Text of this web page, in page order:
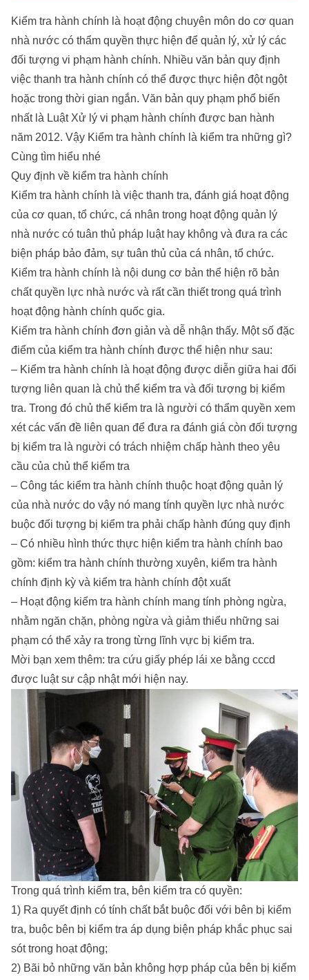
Kiểm tra hành chính là hoạt động chuyên môn do cơ quan
nhà nước có thẩm quyền thực hiện để quản lý, xử lý các
đối tượng vi phạm hành chính. Nhiều văn bản quy định
việc thanh tra hành chính có thể được thực hiện đột ngột
hoặc trong thời gian ngắn. Văn bản quy phạm phổ biến
nhất là Luật Xử lý vi phạm hành chính được ban hành
năm 2012. Vậy Kiểm tra hành chính là kiểm tra những gì?
Cùng tìm hiểu nhé
Quy định về kiểm tra hành chính
Kiểm tra hành chính là việc thanh tra, đánh giá hoạt động
của cơ quan, tổ chức, cá nhân trong hoạt động quản lý
nhà nước có tuân thủ pháp luật hay không và đưa ra các
biện pháp bảo đảm, sự tuân thủ của cá nhân, tổ chức.
Kiểm tra hành chính là nội dung cơ bản thể hiện rõ bản
chất quyền lực nhà nước và rất cần thiết trong quá trình
hoạt động hành chính quốc gia.
Kiểm tra hành chính đơn giản và dễ nhận thấy. Một số đặc
điểm của kiểm tra hành chính được thể hiện như sau:
– Kiểm tra hành chính là hoạt động được diễn giữa hai đối
tượng liên quan là chủ thể kiểm tra và đối tượng bị kiểm
tra. Trong đó chủ thể kiểm tra là người có thẩm quyền xem
xét các vấn đề liên quan để đưa ra đánh giá còn đối tượng
bị kiểm tra là người có trách nhiệm chấp hành theo yêu
cầu của chủ thể kiểm tra
– Công tác kiểm tra hành chính thuộc hoạt động quản lý
của nhà nước do vậy nó mang tính quyền lực nhà nước
buộc đối tượng bị kiểm tra phải chấp hành đúng quy định
– Có nhiều hình thức thực hiện kiểm tra hành chính bao
gồm: kiểm tra hành chính thường xuyên, kiểm tra hành
chính định kỳ và kiểm tra hành chính đột xuất
– Hoạt động kiểm tra hành chính mang tính phòng ngừa,
nhằm ngăn chặn, phòng ngừa và giảm thiểu những sai
phạm có thể xảy ra trong từng lĩnh vực bị kiểm tra.
Mời bạn xem thêm: tra cứu giấy phép lái xe bằng cccd
được luật sư cập nhật mới hiện nay.
Trong quá trình kiểm tra, bên kiểm tra có quyền:
1) Ra quyết định có tính chất bắt buộc đối với bên bị kiểm
tra, buộc bên bị kiểm tra áp dụng biện pháp khắc phục sai
sót trong hoạt động;
2) Bãi bỏ những văn bản không hợp pháp của bên bị kiểm